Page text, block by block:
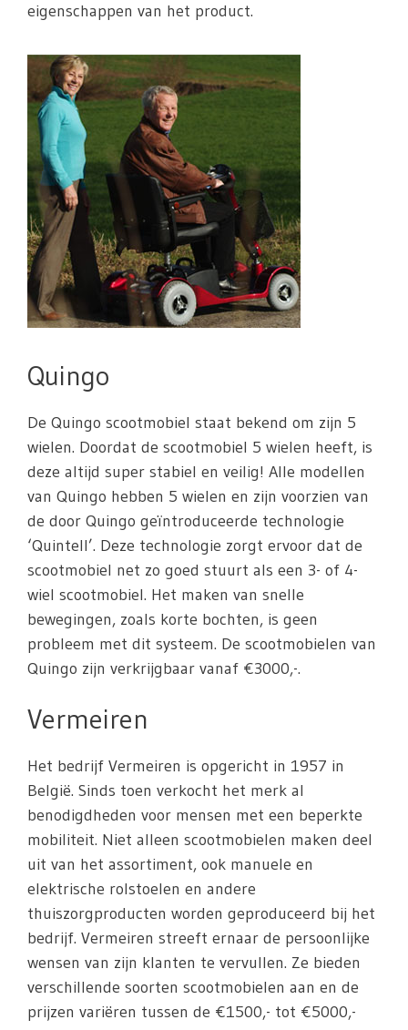
eigenschappen van het product.
Quingo
De Quingo scootmobiel staat bekend om zijn 5
wielen. Doordat de scootmobiel 5 wielen heeft, is
deze altijd super stabiel en veilig! Alle modellen
van Quingo hebben 5 wielen en zijn voorzien van
de door Quingo geïntroduceerde technologie
‘Quintell’. Deze technologie zorgt ervoor dat de
scootmobiel net zo goed stuurt als een 3- of 4-
wiel scootmobiel. Het maken van snelle
bewegingen, zoals korte bochten, is geen
probleem met dit systeem. De scootmobielen van
Quingo zijn verkrijgbaar vanaf €3000,-.
Vermeiren
Het bedrijf Vermeiren is opgericht in 1957 in
België. Sinds toen verkocht het merk al
benodigdheden voor mensen met een beperkte
mobiliteit. Niet alleen scootmobielen maken deel
uit van het assortiment, ook manuele en
elektrische rolstoelen en andere
thuiszorgproducten worden geproduceerd bij het
bedrijf. Vermeiren streeft ernaar de persoonlijke
wensen van zijn klanten te vervullen. Ze bieden
verschillende soorten scootmobielen aan en de
prijzen variëren tussen de €1500,- tot €5000,-